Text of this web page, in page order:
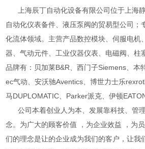
上海辰丁自动化设备有限公司位于上海
自动化仪表备件、液压泵阀的贸易型公司；
化流体领域。主营产品数控模块、伺服电机
器、气动元件、工业仪器仪表、电磁阀、柱
品牌有：贝加莱B&R、西门子Siemens、本
ec气动、安沃驰Aventics、博世力士乐
马DUPLOMATIC、Parker派克、伊顿
公司本着创业人为本、发展靠科技、管
念。为广大的顾客价值 ，为企业效益 ，为
们的理念是让的企业成为我们的客户，让我